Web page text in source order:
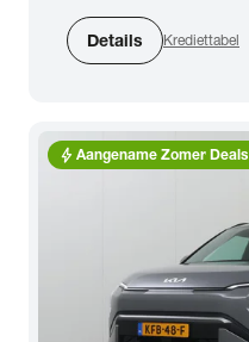
Details Krediettabel
bolt Aangename Zomer Deals